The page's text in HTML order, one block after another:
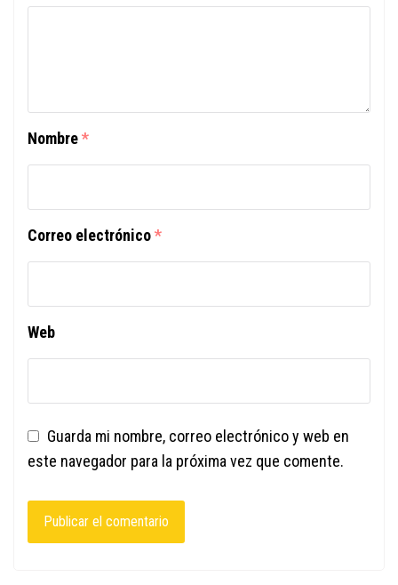
Nombre*
Correo electrónico*
Web
Guarda mi nombre, correo electrónico y web en
este navegador para la próxima vez que comente.